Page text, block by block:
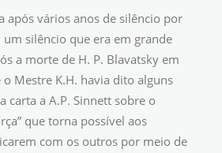
após vários anos de silêncio por
silêncio que era em grande
a morte de H. P. Blavatsky em
Mestre K.H. havia dito alguns
carta a A.P. Sinnett sobre o
que torna possível aos
com os outros por meio de